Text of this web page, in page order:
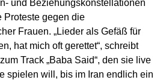
und Beziehungskonstellationen
Proteste gegen die
Frauen. „Lieder als Gefäß für
hat mich oft gerettet“, schreibt
Track „Baba Said“, den sie live
spielen will, bis im Iran endlich ein